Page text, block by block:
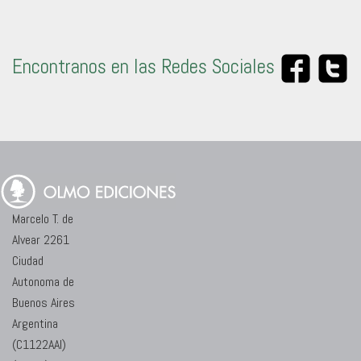
Encontranos en las Redes Sociales
Marcelo T. de
Alvear 2261
Ciudad
Autonoma de
Buenos Aires
Argentina
(C1122AAI)